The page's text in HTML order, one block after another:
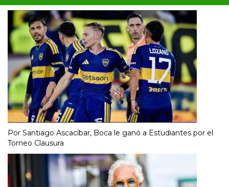
Por Santiago Ascacíbar, Boca le ganó a Estudiantes por el
Torneo Clausura